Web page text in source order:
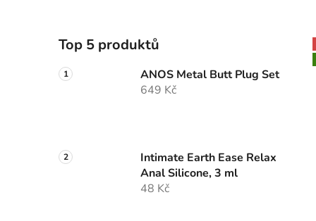
o
s
t
n
Top 5 produktů
ANOS Metal Butt Plug Set
649 Kč
Intimate Earth Ease Relax
Anal Silicone, 3 ml
48 Kč